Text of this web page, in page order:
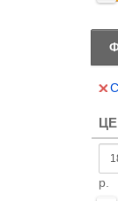
р.